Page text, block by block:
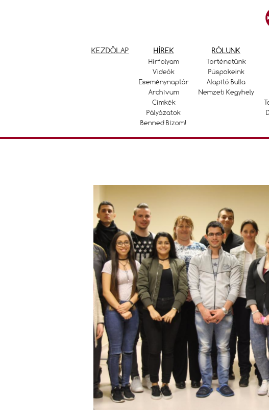
KEZDŐLAP HÍREK
Hírfolyam
Videók
Eseménynaptár
Archívum
Címkék
Pályázatok
Benned Bízom!
RÓLUNK
Történetünk
Püspökeink
Alapító Bulla
Nemzeti Kegyhely